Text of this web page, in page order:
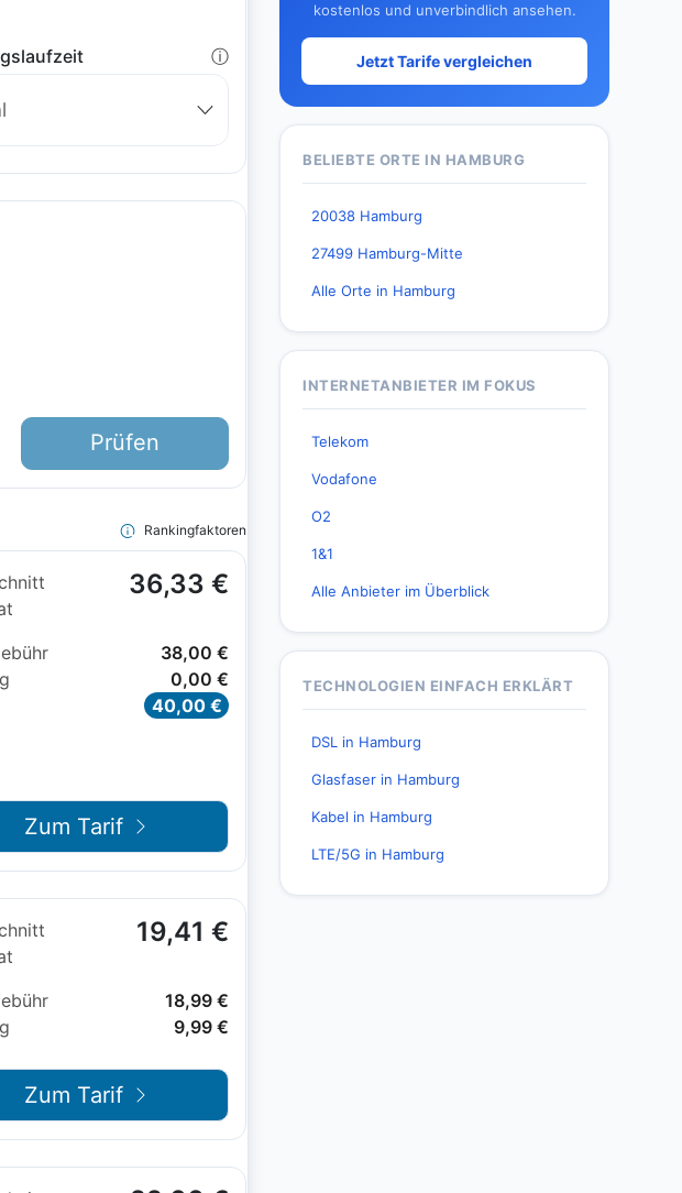
kostenlos und unverbindlich ansehen.
Jetzt Tarife vergleichen
BELIEBTE ORTE IN HAMBURG
20038 Hamburg
27499 Hamburg-Mitte
Alle Orte in Hamburg
INTERNETANBIETER IM FOKUS
Telekom
Vodafone
O2
1&1
Alle Anbieter im Überblick
TECHNOLOGIEN EINFACH ERKLÄRT
DSL in Hamburg
Glasfaser in Hamburg
Kabel in Hamburg
LTE/5G in Hamburg